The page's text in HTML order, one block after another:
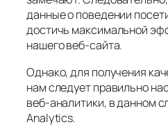
данные о поведении
достичь максимальной
нашего веб-сайта.
Однако, для получения
нам следует правильно
веб-аналитики, в данном
Analytics.